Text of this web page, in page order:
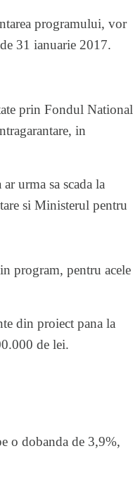
programului, vor
31 ianuarie 2017.
prin Fondul National
in
urma sa scada la
si Ministerul pentru
program, pentru acele
din proiect pana la
de lei.
o dobanda de 3,9%,